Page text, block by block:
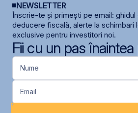
NEWSLETTER
Înscrie-te și primești pe email:
deducere fiscală, alerte la schimbari
exclusive pentru investitori noi.
Fii cu un pas înaintea
Nume
Email